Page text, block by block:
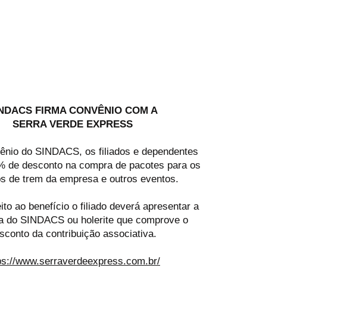
FIRMA CONVÊNIO COM A
SERRA VERDE EXPRESS
do SINDACS, os filiados e dependentes
de desconto na compra de pacotes para os
de trem da empresa e outros eventos.
ao benefício o filiado deverá apresentar a
do SINDACS ou holerite que comprove o
da contribuição associativa.
www.serraverdeexpress.com.br/